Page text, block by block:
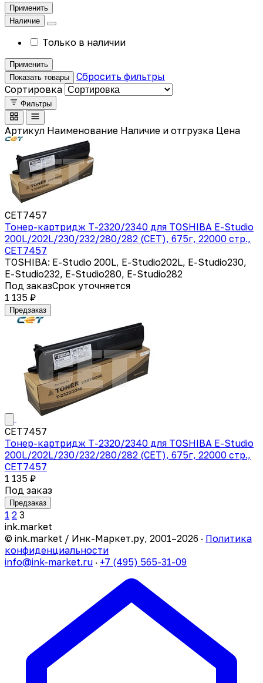
Применить
Наличие
Только в наличии
Применить
Показать товары
Сбросить фильтры
Сортировка
Фильтры
Артикул Наименование Наличие и отгрузка Цена
CET7457
Тонер-картридж T-2320/2340 для TOSHIBA E-Studio
200L/202L/230/232/280/282 (CET), 675г, 22000 стр.,
CET7457
TOSHIBA: E-Studio 200L, E-Studio202L, E-Studio230,
E-Studio232, E-Studio280, E-Studio282
Под заказСрок уточняется
1 135 ₽
Предзаказ
CET7457
Тонер-картридж T-2320/2340 для TOSHIBA E-Studio
200L/202L/230/232/280/282 (CET), 675г, 22000 стр.,
CET7457
1 135 ₽
Под заказ
Предзаказ
1 2 3
ink.market
© ink.market / Инк-Маркет.ру, 2001–2026 · Политика
конфиденциальности
info@ink-market.ru · +7 (495) 565-31-09